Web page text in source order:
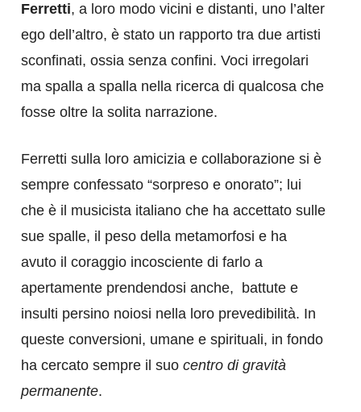
Ferretti, a loro modo vicini e distanti, uno l’alter
ego dell’altro, è stato un rapporto tra due artisti
sconfinati, ossia senza confini. Voci irregolari
ma spalla a spalla nella ricerca di qualcosa che
fosse oltre la solita narrazione.
Ferretti sulla loro amicizia e collaborazione si è
sempre confessato “sorpreso e onorato”; lui
che è il musicista italiano che ha accettato sulle
sue spalle, il peso della metamorfosi e ha
avuto il coraggio incosciente di farlo a
apertamente prendendosi anche, battute e
insulti persino noiosi nella loro prevedibilità. In
queste conversioni, umane e spirituali, in fondo
ha cercato sempre il suo centro di gravità
permanente.